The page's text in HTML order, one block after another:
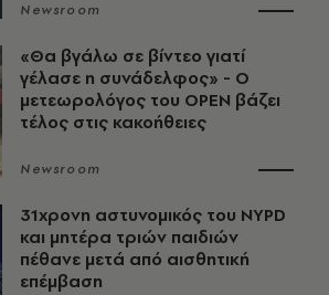
Newsroom
«Θα βγάλω σε βίντεο γιατί
γέλασε η συνάδελφος» - Ο
μετεωρολόγος του OPEN βάζει
τέλος στις κακοήθειες
Newsroom
31χρονη αστυνομικός του NYPD
και μητέρα τριών παιδιών
πέθανε μετά από αισθητική
επέμβαση